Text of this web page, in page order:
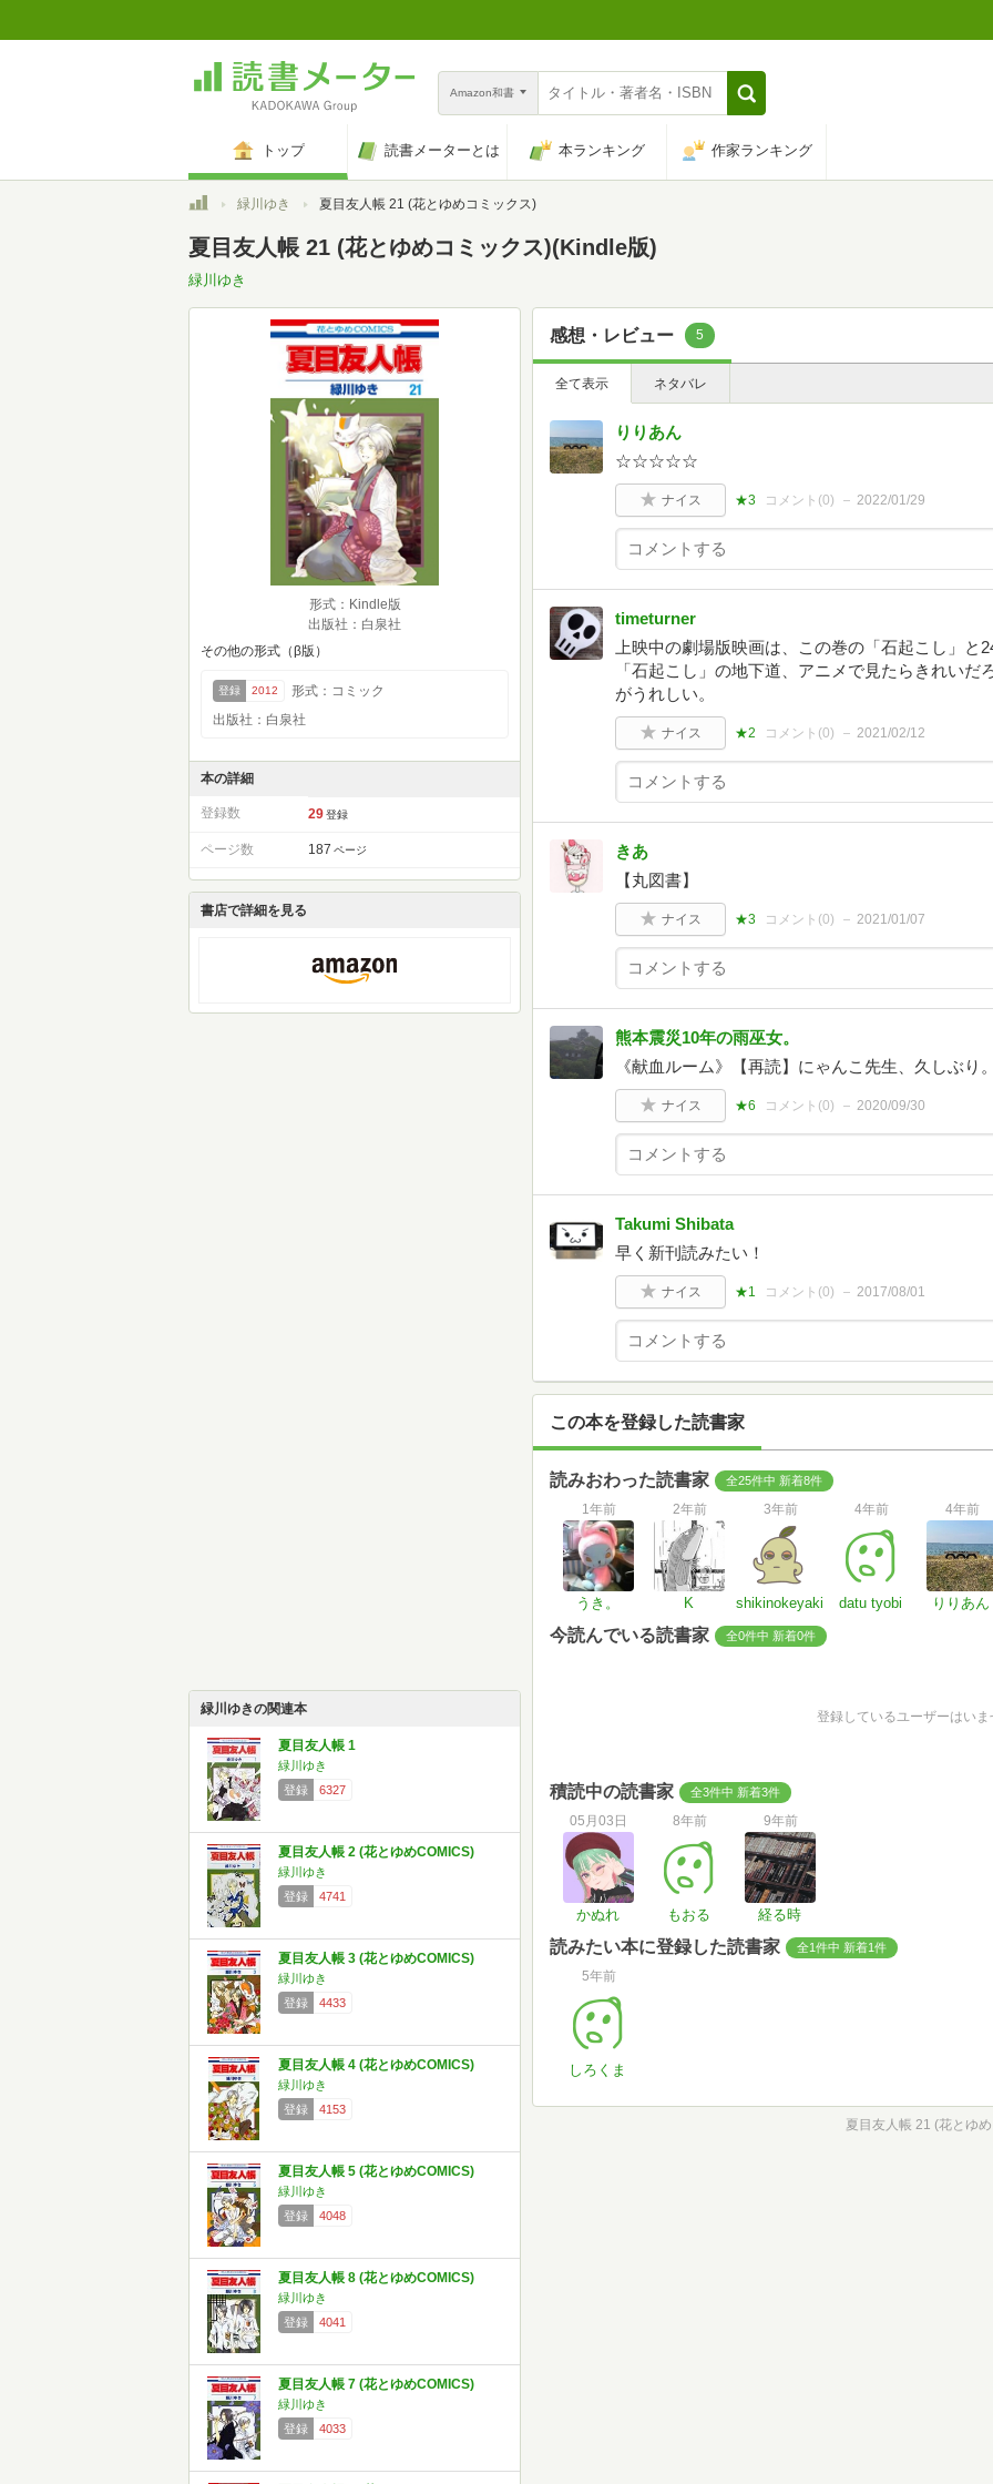
Amazon和書
トップ 読書メーターとは 本ランキング 作家ランキング
トップ緑川ゆき 夏目友人帳 21 (花とゆめコミックス)
夏目友人帳 21 (花とゆめコミックス)(Kindle版)
緑川ゆき
形式：Kindle版
出版社：白泉社
その他の形式（β版）
登録 2012
形式：コミック
出版社：白泉社
本の詳細
登録数 29 登録
ページ数 187 ページ
書店で詳細を見る
緑川ゆきの関連本
夏目友人帳 1
緑川ゆき
登録
6327
夏目友人帳 2 (花とゆめCOMICS)
緑川ゆき
登録
4741
夏目友人帳 3 (花とゆめCOMICS)
緑川ゆき
登録
4433
夏目友人帳 4 (花とゆめCOMICS)
緑川ゆき
登録
4153
夏目友人帳 5 (花とゆめCOMICS)
緑川ゆき
登録
4048
夏目友人帳 8 (花とゆめCOMICS)
緑川ゆき
登録
4041
夏目友人帳 7 (花とゆめCOMICS)
緑川ゆき
登録
4033
感想・レビュー 5
全て表示 ネタバレ
りりあん
☆☆☆☆☆
ナイス ★3 コメント(0) 2022/01/29
timeturner
上映中の劇場版映画は、この巻の「石起こし」
「石起こし」の地下道、アニメで見たらきれい
がうれしい。
ナイス ★2 コメント(0) 2021/02/12
きあ
【丸図書】
ナイス ★3 コメント(0) 2021/01/07
熊本震災10年の雨巫女。
《献血ルーム》【再読】にゃんこ先生、久しぶり
ナイス ★6 コメント(0) 2020/09/30
Takumi Shibata
早く新刊読みたい！
ナイス ★1 コメント(0) 2017/08/01
この本を登録した読書家
読みおわった読書家 全25件中 新着8件
1年前
うき。
2年前
K
3年前
shikinokeyaki
4年前
datu tyobi
4年前
りりあん
今読んでいる読書家 全0件中 新着0件
登録しているユーザーはいま
積読中の読書家 全3件中 新着3件
05月03日
かぬれ
8年前
もおる
9年前
経る時
読みたい本に登録した読書家 全1件中 新着1件
5年前
しろくま
夏目友人帳 21 (花とゆ